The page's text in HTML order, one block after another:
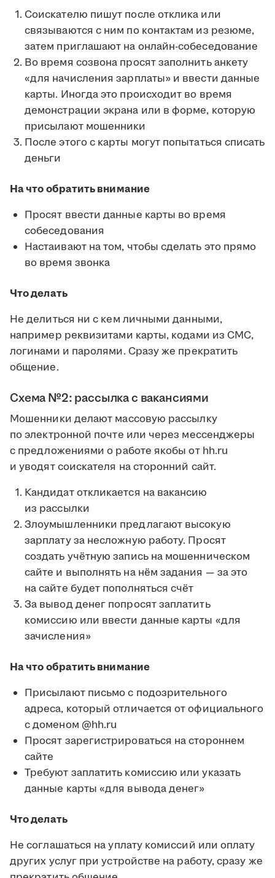
Соискателю пишут после отклика или
связываются с ним по контактам из резюме,
затем приглашают на онлайн-собеседование
Во время созвона просят заполнить анкету
«для начисления зарплаты» и ввести данные
карты. Иногда это происходит во время
демонстрации экрана или в форме, которую
присылают мошенники
После этого с карты могут попытаться списать
деньги
На что обратить внимание
Просят ввести данные карты во время
собеседования
Настаивают на том, чтобы сделать это прямо
во время звонка
Что делать
Не делиться ни с кем личными данными,
например реквизитами карты, кодами из СМС,
логинами и паролями. Сразу же прекратить
общение.
Схема №2: рассылка с вакансиями
Мошенники делают массовую рассылку
по электронной почте или через мессенджеры
с предложениями о работе якобы от hh.ru
и уводят соискателя на сторонний сайт.
Кандидат откликается на вакансию
из рассылки
Злоумышленники предлагают высокую
зарплату за несложную работу. Просят
создать учётную запись на мошенническом
сайте и выполнять на нём задания — за это
на сайте будет пополняться счёт
За вывод денег попросят заплатить
комиссию или ввести данные карты «для
зачисления»
На что обратить внимание
Присылают письмо с подозрительного
адреса, который отличается от официального
с доменом @hh.ru
Просят зарегистрироваться на стороннем
сайте
Требуют заплатить комиссию или указать
данные карты «для вывода денег»
Что делать
Не соглашаться на уплату комиссий или оплату
других услуг при устройстве на работу, сразу же